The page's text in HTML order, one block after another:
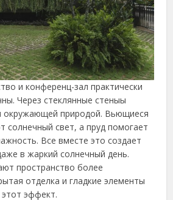
и конференц-зал практически
Через стеклянные стеныы
природой. Вьющиеся
солнечный свет, а пруд помогает
Все вместе это создает
в жаркий солнечный день.
пространство более
отделка и гладкие элементы
эффект.